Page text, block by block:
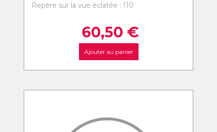
Repère sur la vue éclatée : 110
60,50 €
Ajouter au panier